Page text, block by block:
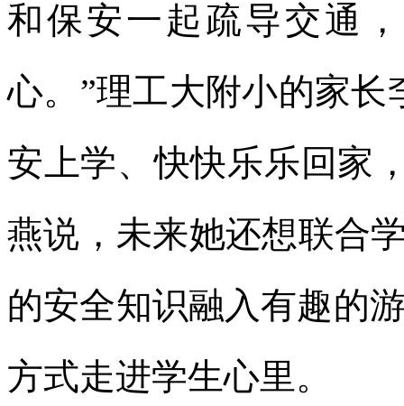
和保安一起疏导交通
心。”理工大附小的家
安上学、快快乐乐回家
燕说，未来她还想联合
的安全知识融入有趣的
方式走进学生心里。